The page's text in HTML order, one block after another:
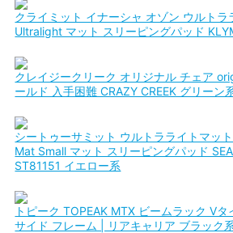
クライミット イナーシャ オゾン ウルト
Ultralight マット スリーピングパッド
クレイジークリーク オリジナル チェア
ールド 入手困難 CRAZY CREEK グリーン
シートゥーサミット ウルトラライトマッ
Mat Small マット スリーピングパッド
ST81151 イエロー系
トピーク TOPEAK MTX ビームラック V
サイド フレーム | リアキャリア ブラック